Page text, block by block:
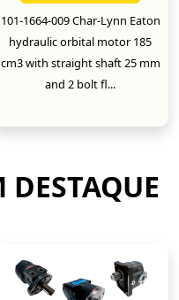
101-1664-009 Char-Lynn Eaton
hydraulic orbital motor 185
cm3 with straight shaft 25 mm
and 2 bolt fl...
DESTAQUE